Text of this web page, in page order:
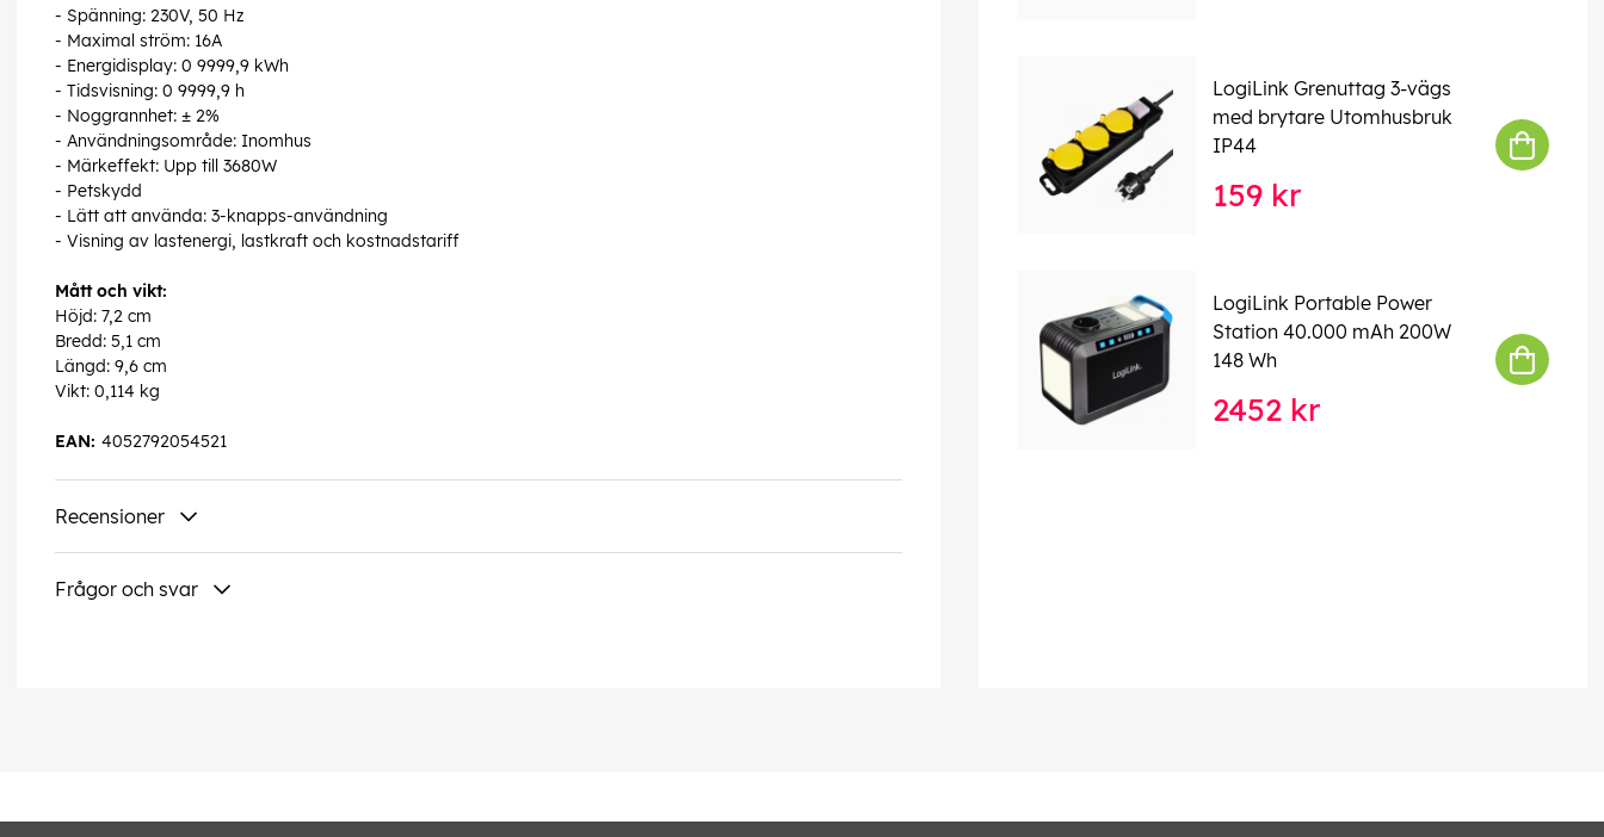
- Spänning: 230V, 50 Hz
- Maximal ström: 16A
- Energidisplay: 0 9999,9 kWh
- Tidsvisning: 0 9999,9 h
- Noggrannhet: ± 2%
- Användningsområde: Inomhus
- Märkeffekt: Upp till 3680W
- Petskydd
- Lätt att använda: 3-knapps-användning
- Visning av lastenergi, lastkraft och kostnadstariff
Mått och vikt:
Höjd: 7,2 cm
Bredd: 5,1 cm
Längd: 9,6 cm
Vikt: 0,114 kg
4052792054521
EAN:
Recensioner
Frågor och svar
LogiLink Grenuttag 3-vägs
med brytare Utomhusbruk
IP44
159 kr
LogiLink Portable Power
Station 40.000 mAh 200W
148 Wh
2452 kr